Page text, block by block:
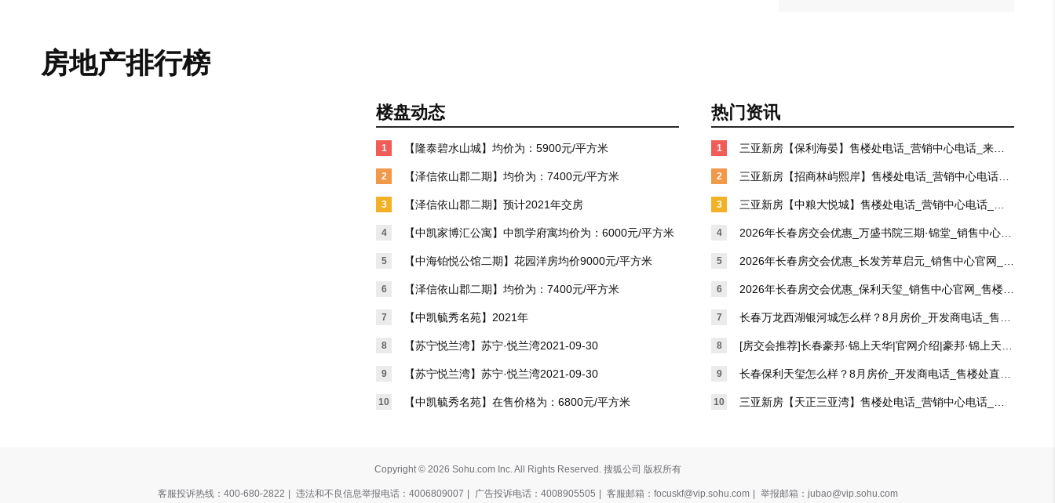
房地产排行榜
楼盘动态
1 【隆泰碧水山城】均价为：5900元/平方米
2 【泽信依山郡二期】均价为：7400元/平方米
3 【泽信依山郡二期】预计2021年交房
4 【中凯家博汇公寓】中凯学府寓均价为：6000元/平方米
5 【中海铂悦公馆二期】花园洋房均价9000元/平方米
6 【泽信依山郡二期】均价为：7400元/平方米
7 【中凯毓秀名苑】2021年
8 【苏宁悦兰湾】苏宁·悦兰湾2021-09-30
9 【苏宁悦兰湾】苏宁·悦兰湾2021-09-30
10 【中凯毓秀名苑】在售价格为：6800元/平方米
热门资讯
1
三亚新房【保利海晏】售楼处电话_营销中心电话_来电
2
三亚新房【招商林屿熙岸】售楼处电话_营销中心电话_
3
三亚新房【中粮大悦城】售楼处电话_营销中心电话_来
4
2026年长春房交会优惠_万盛书院三期·锦堂_销售中心官
5
2026年长春房交会优惠_长发芳草启元_销售中心官网_售
6
2026年长春房交会优惠_保利天玺_销售中心官网_售楼处
7
长春万龙西湖银河城怎么样？8月房价_开发商电话_售楼
8
[房交会推荐]长春豪邦·锦上天华|官网介绍|豪邦·锦上天
9
长春保利天玺怎么样？8月房价_开发商电话_售楼处直连
10
三亚新房【天正三亚湾】售楼处电话_营销中心电话_来
Copyright © 2026 Sohu.com Inc. All Rights Reserved. 搜狐公司 版权所有
客服投诉热线：400-680-2822 违法和不良信息举报电话：4006809007 广告投诉电话：4008905505 客服邮箱：focuskf@vip.sohu.com 举报邮箱：jubao@vip.sohu.com